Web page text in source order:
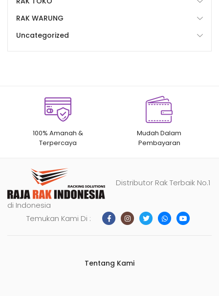
RAK WARUNG
Uncategorized
100% Amanah &
Terpercaya
Mudah Dalam
Pembayaran
Distributor Rak Terbaik No.1
di Indonesia
Temukan Kami Di :
Tentang Kami